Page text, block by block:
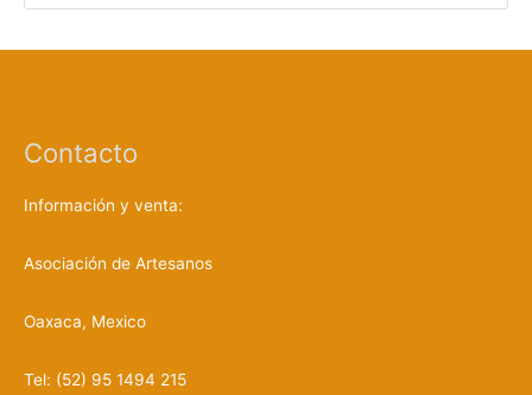
q
o
d
c
t
Contacto
Información y venta:
Asociación de Artesanos
Oaxaca, Mexico
Tel: (52) 95 1494 215